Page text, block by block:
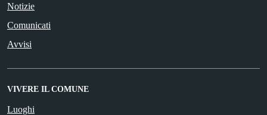
Notizie
Comunicati
Avvisi
VIVERE IL COMUNE
Luoghi